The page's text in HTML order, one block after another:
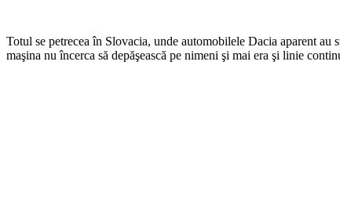
Totul se petrecea în Slovacia, unde automobilele Dacia aparent
maşina nu încerca să depăşească pe nimeni şi mai era şi linie